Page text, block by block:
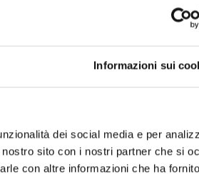
Informazioni sui
dei social media e per
sito con i nostri partner che si
con altre informazioni che ha